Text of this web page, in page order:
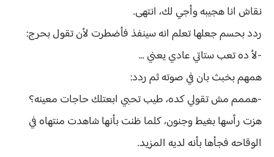
نقاش انا هجيبه وأجي لك، انتهى.
ردد بحسم جعلها تعلم انه سينفذ فأضطرت لأن تقول بحرج:
-لأ ده تعب ستاتي عادي يعني ...
همهم بخبث بان في صوته ثم ردد:
-هممم مش تقولي كده، طيب تحبي ابعتلك حاجات معينه؟
هزت رأسها بغيط وجنون، كلما ظنت بأنها شاهدت منتهاه في
الوقاحه فجأها بأنه لديه المزيد.